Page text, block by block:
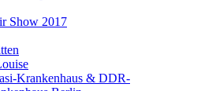
Show 2017
Krankenhaus & DDR-